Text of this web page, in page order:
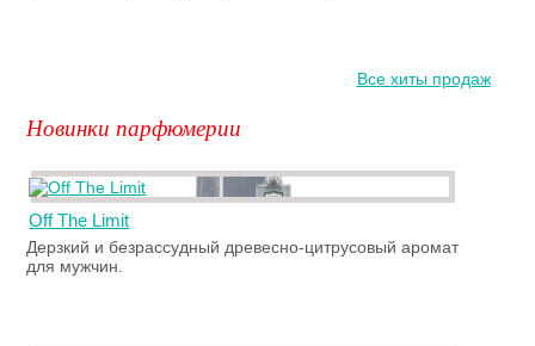
Все хиты продаж
Новинки парфюмерии
Off The Limit
Дерзкий и безрассудный древесно-цитрусовый аромат
для мужчин.